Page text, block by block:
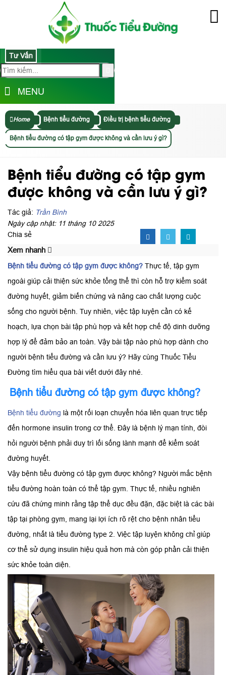
Tư Vấn
MENU
Home Bệnh tiểu đường Điều trị bệnh tiểu đường
Bệnh tiểu đường có tập gym được không và cần lưu ý gì?
Bệnh tiểu đường có tập gym
được không và cần lưu ý gì?
Tác giả: Trần Bình
Ngày cập nhật: 11 tháng 10 2025
Chia sẻ
Xem nhanh
Bệnh tiểu đường có tập gym được không? Thực tế, tập gym
ngoài giúp cải thiện sức khỏe tổng thể thì còn hỗ trợ kiểm soát
đường huyết, giảm biến chứng và nâng cao chất lượng cuộc
sống cho người bệnh. Tuy nhiên, việc tập luyện cần có kế
hoạch, lựa chọn bài tập phù hợp và kết hợp chế độ dinh dưỡng
hợp lý để đảm bảo an toàn. Vậy bài tập nào phù hợp dành cho
người bệnh tiểu đường và cần lưu ý? Hãy cùng Thuốc Tiểu
Đường tìm hiểu qua bài viết dưới đây nhé.
Bệnh tiểu đường có tập gym được không?
Bệnh tiểu đường là một rối loạn chuyển hóa liên quan trực tiếp
đến hormone insulin trong cơ thể. Đây là bệnh lý mạn tính, đòi
hỏi người bệnh phải duy trì lối sống lành mạnh để kiểm soát
đường huyết.
Vậy bệnh tiểu đường có tập gym được không? Người mắc bệnh
tiểu đường hoàn toàn có thể tập gym. Thực tế, nhiều nghiên
cứu đã chứng minh rằng tập thể dục đều đặn, đặc biệt là các bài
tập tại phòng gym, mang lại lợi ích rõ rệt cho bệnh nhân tiểu
đường, nhất là tiểu đường type 2. Việc tập luyện không chỉ giúp
cơ thể sử dụng insulin hiệu quả hơn mà còn góp phần cải thiện
sức khỏe toàn diện.